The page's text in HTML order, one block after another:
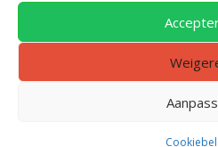
OM
ONDERMIJNING
Copyright © 2016 VL Nieuws | Alle